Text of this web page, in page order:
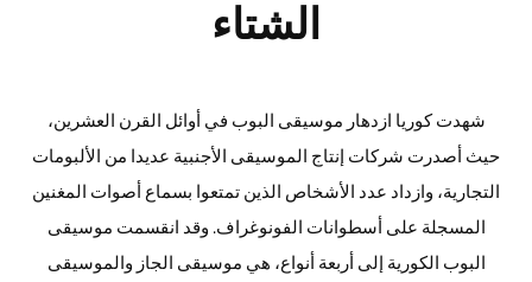
الشتاء
شهدت كوريا ازدهار موسيقى البوب في أوائل القرن العشرين،
حيث أصدرت شركات إنتاج الموسيقى الأجنبية عديدا من الألبومات
التجارية، وازداد عدد الأشخاص الذين تمتعوا بسماع أصوات المغنين
المسجلة على أسطوانات الفونوغراف. وقد انقسمت موسيقى
البوب الكورية إلى أربعة أنواع، هي موسيقى الجاز والموسيقى